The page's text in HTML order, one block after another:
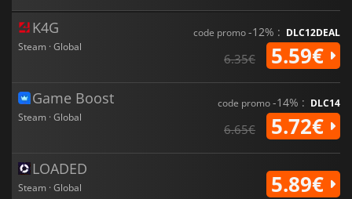
K4G
Steam · Global
code promo-12% : DLC12DEAL
6.35€ 5.59€
Game Boost
Steam · Global
code promo-14% : DLC14
6.65€ 5.72€
LOADED
Steam · Global 5.89€